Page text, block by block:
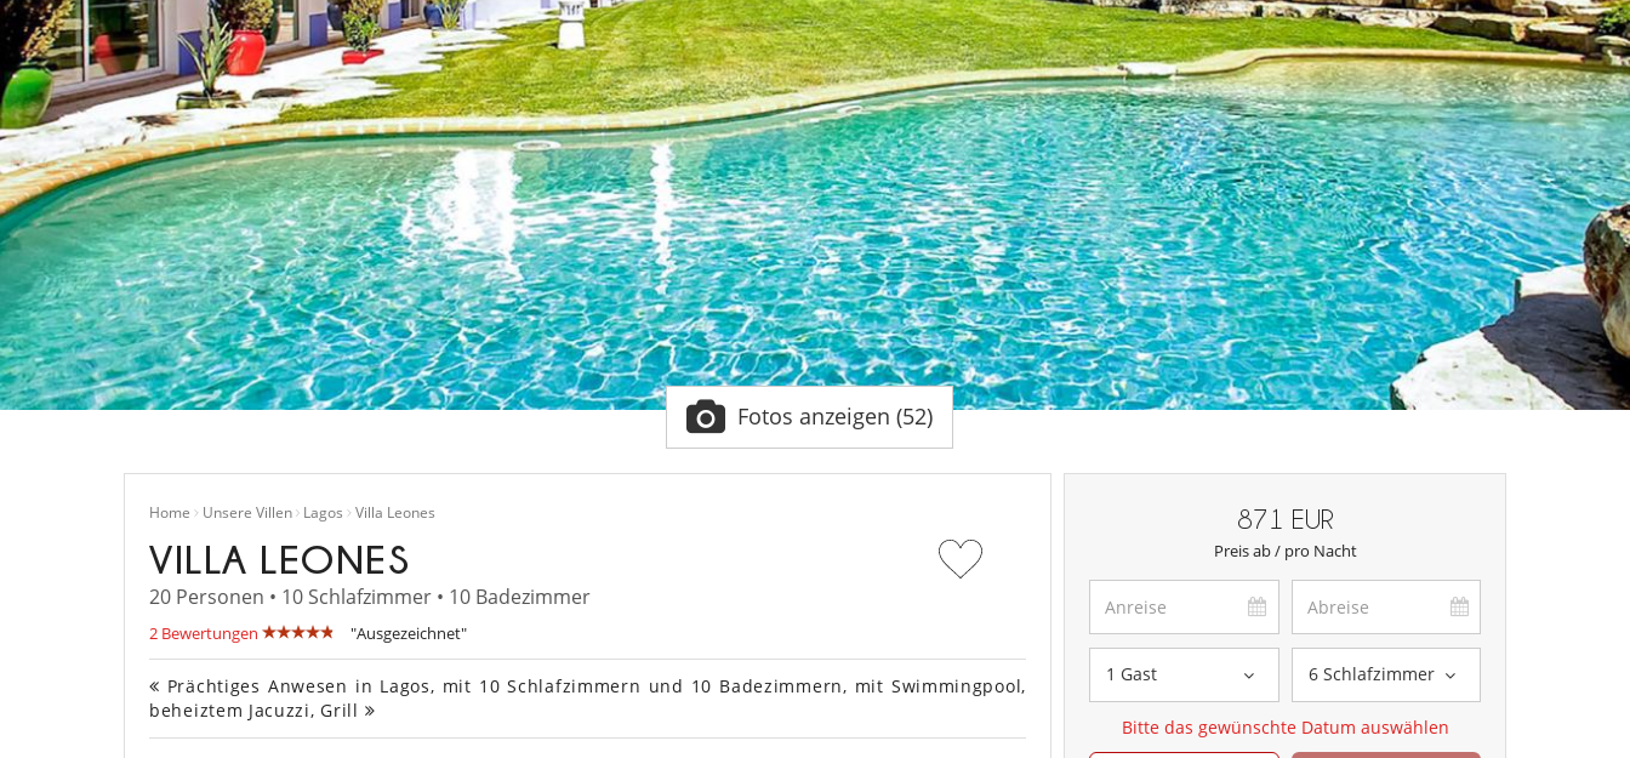
Fotos anzeigen (52)
Home Unsere Villen Lagos Villa Leones
VILLA LEONES
20 Personen • 10 Schlafzimmer • 10 Badezimmer
2 Bewertungen "Ausgezeichnet"
Prächtiges Anwesen in Lagos, mit 10 Schlafzimmern und 10 Badezimmern, mit Swimmingpool,
beheiztem Jacuzzi, Grill
871 EUR
Preis ab / pro Nacht
1 Gast 6 Schlafzimmer
Bitte das gewünschte Datum auswählen